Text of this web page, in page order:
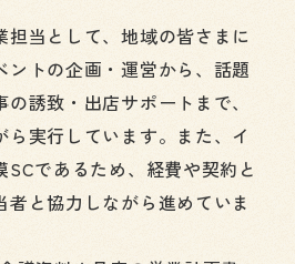
担当として、地域の皆さまに
ントの企画・運営から、話題
誘致・出店サポートまで、
実行しています。また、イ
であるため、経費や契約と
者と協力しながら進めていま